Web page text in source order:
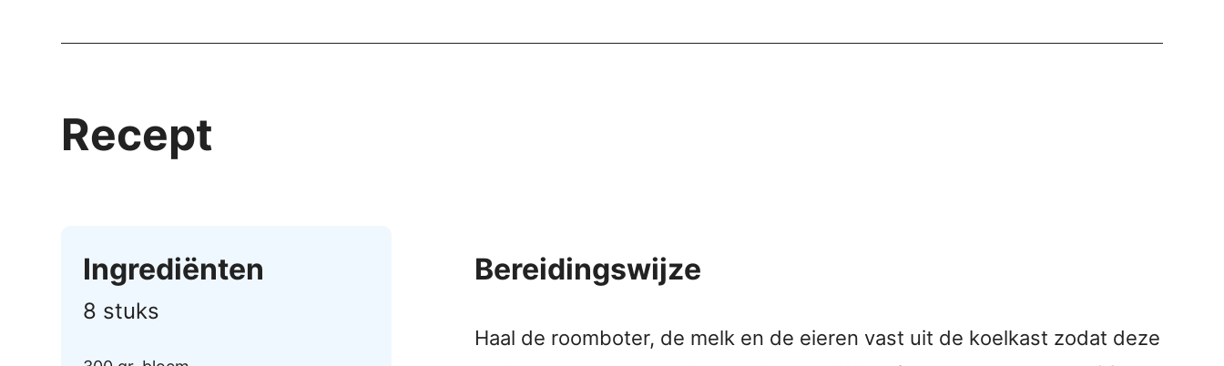
Recept
Ingrediënten
8 stuks
Bereidingswijze
Haal de roomboter, de melk en de eieren vast uit de koelkast zodat deze